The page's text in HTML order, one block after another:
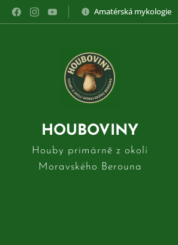
Amatérská mykologie
HOUBOVINY
Houby primárně z okolí
Moravského Berouna